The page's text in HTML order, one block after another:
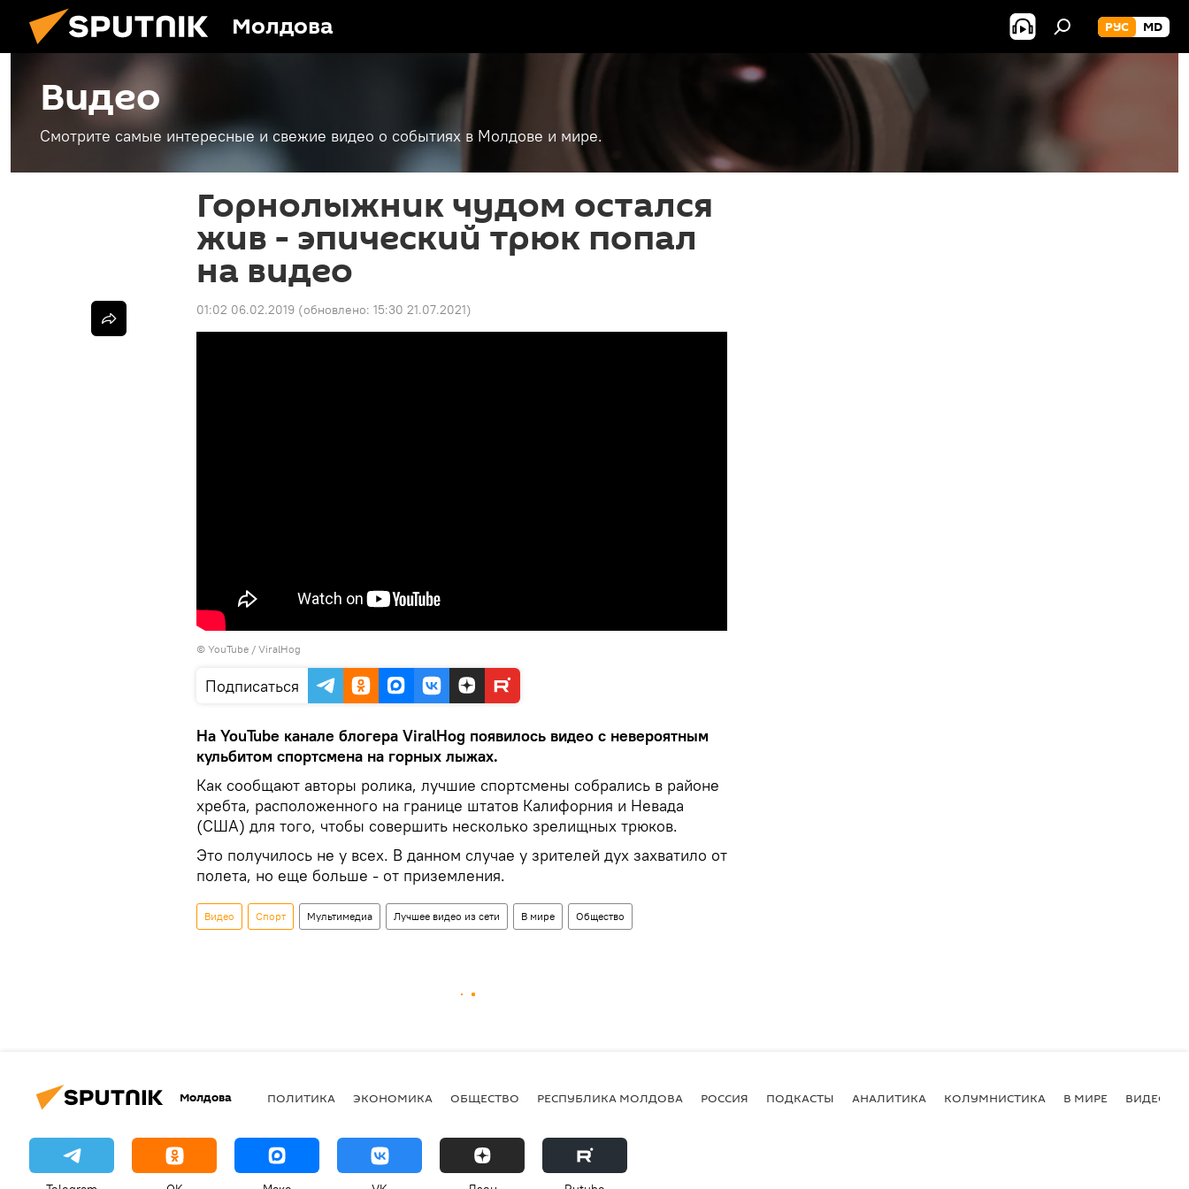
Молдова РУС MD
Видео
Смотрите самые интересные и свежие видео о событиях в Молдове и мире.
Горнолыжник чудом остался
жив - эпический трюк попал
на видео
01:02 06.02.2019 (обновлено: 15:30 21.07.2021)
© YouTube / ViralHog
Подписаться
На YouTube канале блогера ViralHog появилось видео с невероятным
кульбитом спортсмена на горных лыжах.
Как сообщают авторы ролика, лучшие спортсмены собрались в районе
хребта, расположенного на границе штатов Калифорния и Невада
(США) для того, чтобы совершить несколько зрелищных трюков.
Это получилось не у всех. В данном случае у зрителей дух захватило от
полета, но еще больше - от приземления.
Видео Спорт Мультимедиа Лучшее видео из сети В мире Общество
Молдова ПОЛИТИКА ЭКОНОМИКА ОБЩЕСТВО РЕСПУБЛИКА МОЛДОВА РОССИЯ ПОДКАСТЫ АНАЛИТИКА КОЛУМНИСТИКА В МИРЕ ВИДЕО